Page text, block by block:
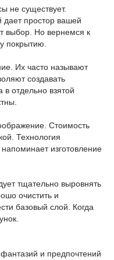
не существует.
дает простор вашей
выбор. Но вернемся к
покрытию.
Их часто называют
создавать
в отдельно взятой
Стоимость
Технология
изготовление
тщательно выровнять
очистить и
базовый слой. Когда
и предпочтений